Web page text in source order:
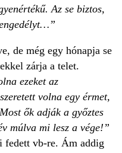
Az se biztos,
de még egy hónapja se
zárja a telet.
ezeket az
volna egy érmet,
ők adják a győztes
múlva mi lesz a vége!”
fedett vb-re. Ám addig